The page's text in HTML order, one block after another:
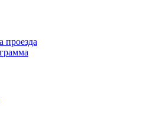
проезда